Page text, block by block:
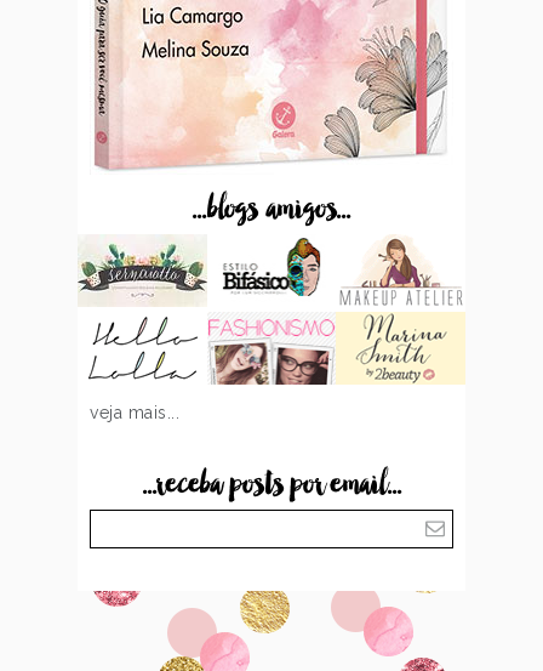
...blogs amigos...
veja mais...
...receba posts por email...